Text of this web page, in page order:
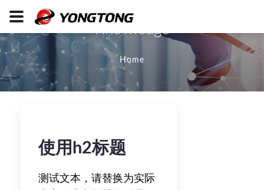
Knowledge
Home
使用h2标题
测试文本，请替换为实际